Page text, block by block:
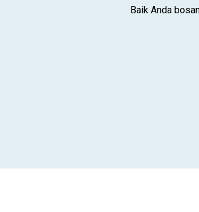
Baik Anda